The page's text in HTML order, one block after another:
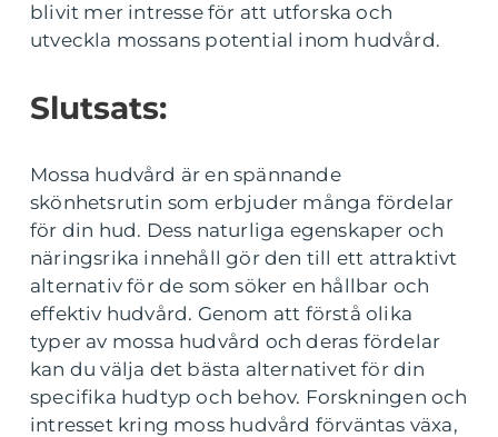
blivit mer intresse för att utforska och
utveckla mossans potential inom hudvård.
Slutsats:
Mossa hudvård är en spännande
skönhetsrutin som erbjuder många fördelar
för din hud. Dess naturliga egenskaper och
näringsrika innehåll gör den till ett attraktivt
alternativ för de som söker en hållbar och
effektiv hudvård. Genom att förstå olika
typer av mossa hudvård och deras fördelar
kan du välja det bästa alternativet för din
specifika hudtyp och behov. Forskningen och
intresset kring moss hudvård förväntas växa,